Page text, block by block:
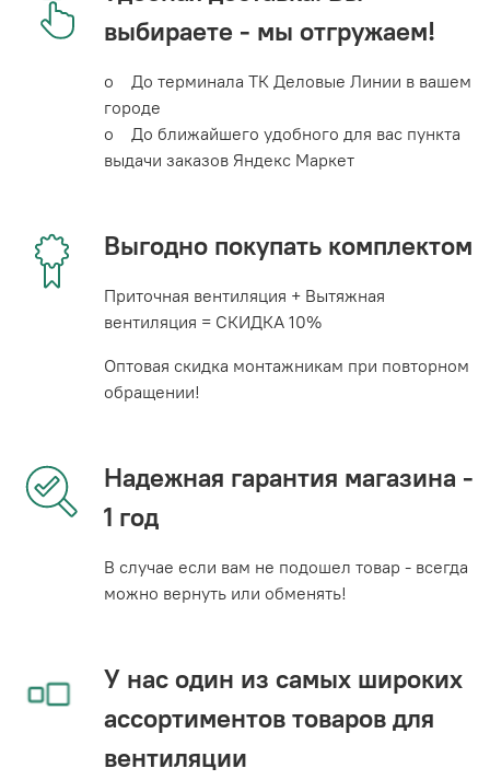
выбираете - мы отгружаем!
o До терминала ТК Деловые Линии в вашем
городе
o До ближайшего удобного для вас пункта
выдачи заказов Яндекс Маркет
Выгодно покупать комплектом
Приточная вентиляция + Вытяжная
вентиляция = СКИДКА 10%
Оптовая скидка монтажникам при повторном
обращении!
Надежная гарантия магазина -
1 год
В случае если вам не подошел товар - всегда
можно вернуть или обменять!
У нас один из самых широких
ассортиментов товаров для
вентиляции